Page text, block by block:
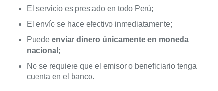
El servicio es prestado en todo Perú;
El envío se hace efectivo inmediatamente;
Puede enviar dinero únicamente en moneda
nacional ;
No se requiere que el emisor o beneficiario tenga
cuenta en el banco.